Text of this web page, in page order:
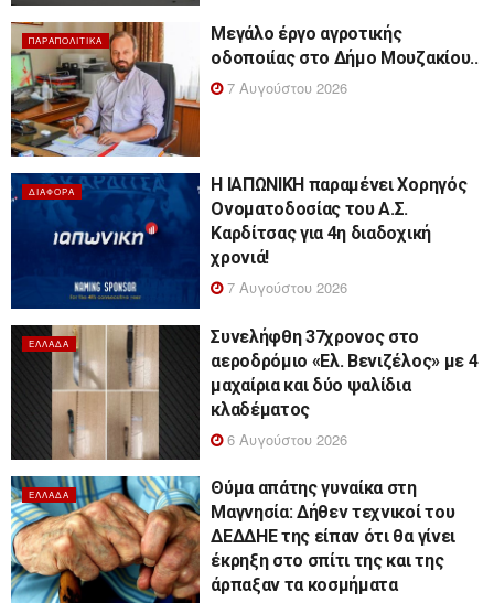
ΠΑΡΑΠΟΛΙΤΙΚΆ
Μεγάλο έργο αγροτικής
οδοποιίας στο Δήμο Μουζακίου..
7 Αυγούστου 2026
ΔΙΆΦΟΡΑ
Η ΙΑΠΩΝΙΚΗ παραμένει Χορηγός
Ονοματοδοσίας του Α.Σ.
Καρδίτσας για 4η διαδοχική
χρονιά!
7 Αυγούστου 2026
ΕΛΛΆΔΑ
Συνελήφθη 37χρονος στο
αεροδρόμιο «Ελ. Βενιζέλος» με 4
μαχαίρια και δύο ψαλίδια
κλαδέματος
6 Αυγούστου 2026
ΕΛΛΆΔΑ
Θύμα απάτης γυναίκα στη
Μαγνησία: Δήθεν τεχνικοί του
ΔΕΔΔΗΕ της είπαν ότι θα γίνει
έκρηξη στο σπίτι της και της
άρπαξαν τα κοσμήματα